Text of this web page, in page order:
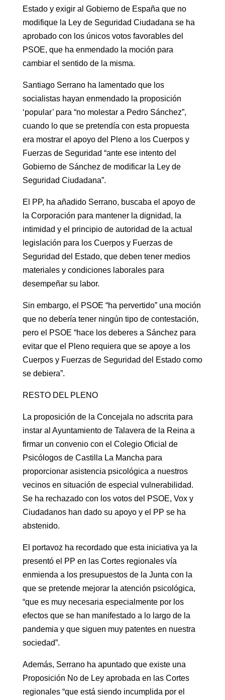
Estado y exigir al Gobierno de España que no
modifique la Ley de Seguridad Ciudadana se ha
aprobado con los únicos votos favorables del
PSOE, que ha enmendado la moción para
cambiar el sentido de la misma.
Santiago Serrano ha lamentado que los
socialistas hayan enmendado la proposición
‘popular’ para “no molestar a Pedro Sánchez”,
cuando lo que se pretendía con esta propuesta
era mostrar el apoyo del Pleno a los Cuerpos y
Fuerzas de Seguridad “ante ese intento del
Gobierno de Sánchez de modificar la Ley de
Seguridad Ciudadana”.
El PP, ha añadido Serrano, buscaba el apoyo de
la Corporación para mantener la dignidad, la
intimidad y el principio de autoridad de la actual
legislación para los Cuerpos y Fuerzas de
Seguridad del Estado, que deben tener medios
materiales y condiciones laborales para
desempeñar su labor.
Sin embargo, el PSOE “ha pervertido” una moción
que no debería tener ningún tipo de contestación,
pero el PSOE “hace los deberes a Sánchez para
evitar que el Pleno requiera que se apoye a los
Cuerpos y Fuerzas de Seguridad del Estado como
se debiera”.
RESTO DEL PLENO
La proposición de la Concejala no adscrita para
instar al Ayuntamiento de Talavera de la Reina a
firmar un convenio con el Colegio Oficial de
Psicólogos de Castilla La Mancha para
proporcionar asistencia psicológica a nuestros
vecinos en situación de especial vulnerabilidad.
Se ha rechazado con los votos del PSOE, Vox y
Ciudadanos han dado su apoyo y el PP se ha
abstenido.
El portavoz ha recordado que esta iniciativa ya la
presentó el PP en las Cortes regionales vía
enmienda a los presupuestos de la Junta con la
que se pretende mejorar la atención psicológica,
“que es muy necesaria especialmente por los
efectos que se han manifestado a lo largo de la
pandemia y que siguen muy patentes en nuestra
sociedad”.
Además, Serrano ha apuntado que existe una
Proposición No de Ley aprobada en las Cortes
regionales “que está siendo incumplida por el